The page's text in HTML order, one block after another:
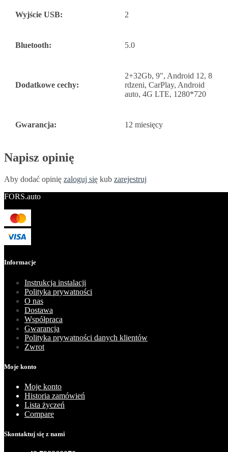
Wyjście USB: 2
Bluetooth: 5.0
Dodatkowe cechy:
2+32Gb, 9", Android 12, 8
rdzeni, CarPlay, Android
auto, 4G LTE, 1280*720
Gwarancja: 12 miesięcy
Napisz opinię
Aby dodać opinię zaloguj się kub zarejestruj
FORS.auto
Informacje
Instrukcja instalacji
Polityka prywatności
O nas
Dostawa
Współpraca
Gwarancja
Polityka prywatności danych klientów
Zwrot
Moje konto
Moje konto
Historia zamówień
Lista życzeń
Compare
Skontaktuj się z nami